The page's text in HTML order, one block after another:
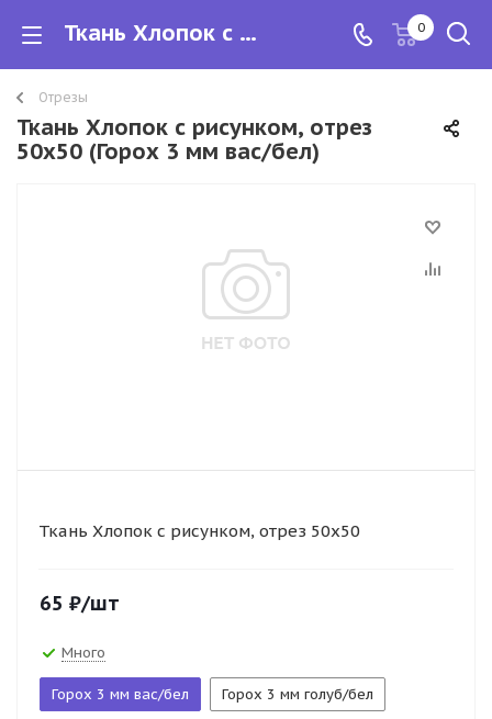
Ткань Хлопок с рисунком, отрез 50х50 0
Отрезы
Ткань Хлопок с рисунком, отрез
50х50 (Горох 3 мм вас/бел)
Ткань Хлопок с рисунком, отрез 50х50
65 ₽/шт
Много
Горох 3 мм вас/бел Горох 3 мм голуб/бел